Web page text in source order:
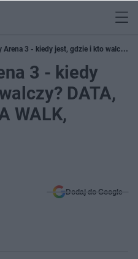
Arena 3 - kiedy jest, gdzie i kto walczy?
3 - kiedy
DATA,
WALK,
Dodaj do Google